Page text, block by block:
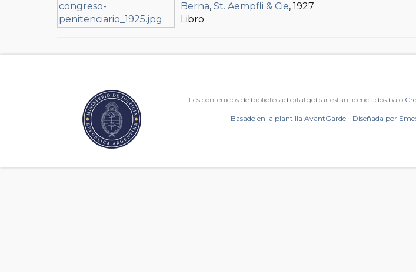
Berna, St. Aempfli & Cie, 1927
Libro
Los contenidos de bibliotecadigital.gob.ar están licenciados bajo
Basado en la plantilla AvantGarde - Diseñada por